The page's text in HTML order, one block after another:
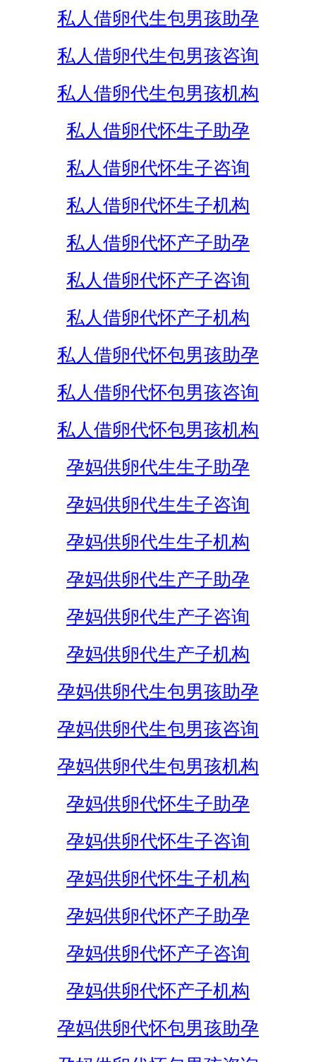
私人借卵代生包男孩助孕
私人借卵代生包男孩咨询
私人借卵代生包男孩机构
私人借卵代怀生子助孕
私人借卵代怀生子咨询
私人借卵代怀生子机构
私人借卵代怀产子助孕
私人借卵代怀产子咨询
私人借卵代怀产子机构
私人借卵代怀包男孩助孕
私人借卵代怀包男孩咨询
私人借卵代怀包男孩机构
孕妈供卵代生生子助孕
孕妈供卵代生生子咨询
孕妈供卵代生生子机构
孕妈供卵代生产子助孕
孕妈供卵代生产子咨询
孕妈供卵代生产子机构
孕妈供卵代生包男孩助孕
孕妈供卵代生包男孩咨询
孕妈供卵代生包男孩机构
孕妈供卵代怀生子助孕
孕妈供卵代怀生子咨询
孕妈供卵代怀生子机构
孕妈供卵代怀产子助孕
孕妈供卵代怀产子咨询
孕妈供卵代怀产子机构
孕妈供卵代怀包男孩助孕